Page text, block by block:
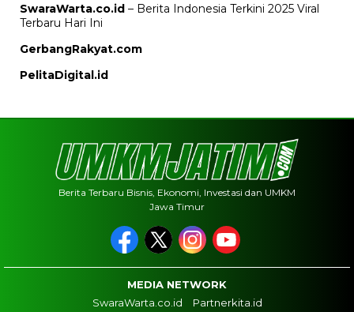
SwaraWarta.co.id – Berita Indonesia Terkini 2025 Viral
Terbaru Hari Ini
GerbangRakyat.com
PelitaDigital.id
Berita Terbaru Bisnis, Ekonomi, Investasi dan UMKM
Jawa Timur
MEDIA NETWORK
SwaraWarta.co.id
Partnerkita.id